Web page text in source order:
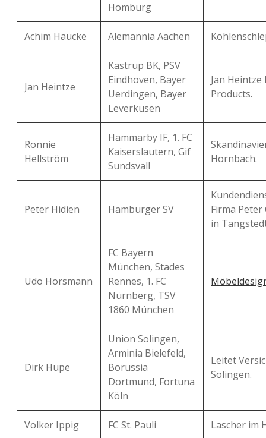
Homburg
Achim Haucke Alemannia Aachen
Jan Heintze
Kastrup BK, PSV
Eindhoven, Bayer
Uerdingen, Bayer
Leverkusen
Jan
Products.
Ronnie
Hellström
Hammarby IF, 1. FC
Kaiserslautern, Gif
Sundsvall
Hornbach.
Peter Hidien Hamburger SV
Firma
in
Udo Horsmann
FC Bayern
München, Stades
Rennes, 1. FC
Nürnberg, TSV
1860 München
Dirk Hupe
Union Solingen,
Arminia Bielefeld,
Borussia
Dortmund, Fortuna
Köln
Leitet
Solingen.
Volker Ippig FC St. Pauli Lascher im